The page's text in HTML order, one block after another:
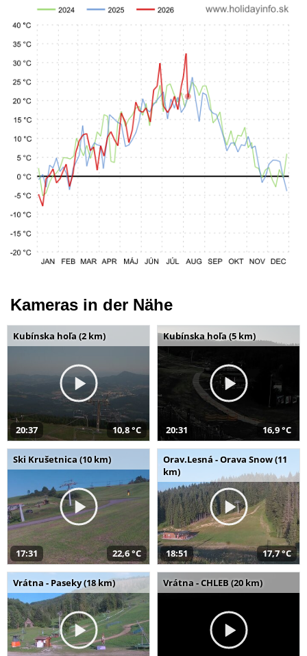
Kameras in der Nähe
Kubínska hoľa (2 km)
20:37 10,8 °C
Kubínska hoľa (5 km)
20:31 16,9 °C
Ski Krušetnica (10 km)
17:31 22,6 °C
Orav.Lesná - Orava Snow (11
km)
18:51 17,7 °C
Vrátna - Paseky (18 km) Vrátna - CHLEB (20 km)